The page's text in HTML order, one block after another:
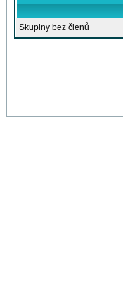
Skupiny bez členů